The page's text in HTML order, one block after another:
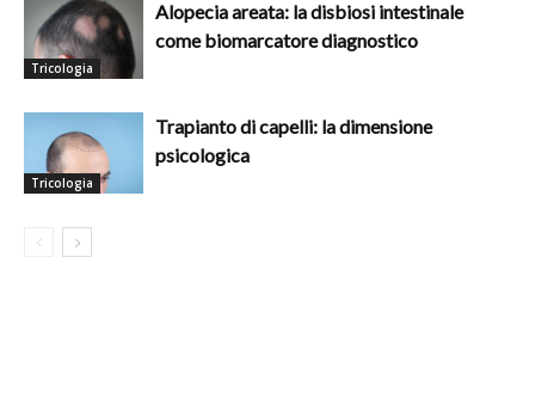
Tricologia
Alopecia areata: la disbiosi intestinale
come biomarcatore diagnostico
Tricologia
Trapianto di capelli: la dimensione
psicologica